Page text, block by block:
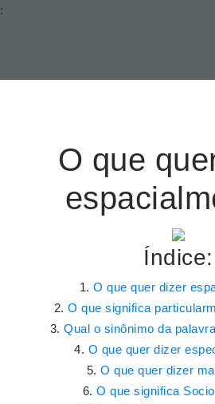
:
O que
Índice:
O que quer dizer
O que significa
Qual o sinônimo da
O que quer dizer
O que quer dizer
O que significa